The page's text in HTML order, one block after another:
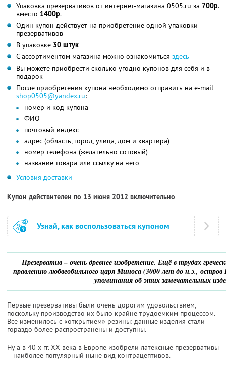
Упаковка презервативов от интернет-магазина 0505.ru за 700р.
вместо 1400р.
Один купон действует на приобретение одной упаковки
презервативов
В упаковке 30 штук
С ассортиментом магазина можно ознакомиться здесь
Вы можете приобрести сколько угодно купонов для себя и в
подарок
После приобретения купона необходимо отправить на e-mail
shop0505@yandex.ru:
номер и код купона
ФИО
почтовый индекс
адрес (область, город, улица, дом и квартира)
номер телефона (желательно сотовый)
название товара или ссылку на него
Условия доставки
Купон действителен по 13 июня 2012 включительно
Узнай, как воспользоваться купоном
Презерватив – очень древнее изобретение. Ещё в трудах
правлению любвеобильного царя Миноса (3000 лет до н.э.,
упоминания об этих замечательных
Первые презервативы были очень дорогим удовольствием,
поскольку производство их было крайне трудоемким процессом.
Всё изменилось с «открытием» резины: данные изделия стали
гораздо более распространены и доступны.
Ну а в 40-х гг. ХХ века в Европе изобрели латексные презервативы
– наиболее популярный ныне вид контрацептивов.